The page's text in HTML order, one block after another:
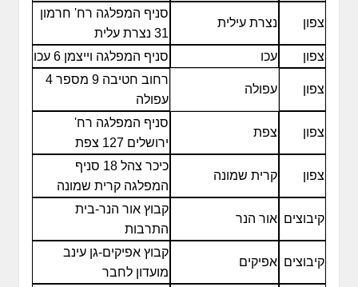
צפון נצרת עילית
סניף המפלגה רח' חרמון
31 נצרת עלית
צפון
עכו סניף המפלגה וייצמן 6 עכו
צפון עפולה
רחוב חטיבה 9 מספר 4
עפולה
צפון צפת
סניף המפלגה רח'
ירושלים 127 צפת
צפון קרית שמונה
כיכר צהל 18 סניף
המפלגה קרית שמונה
קיבוצים אור הנר
קבוץ אור הנר-בית
התרבות
קיבוצים אפיקים
קבוץ אפיקים-גן עינב
מועדון לחבר